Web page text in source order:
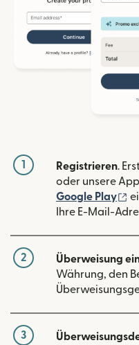
1 Registrieren.
oder unsere
Google Play
Ihre E-Mail-
2 Überweisung
Währung, den
3